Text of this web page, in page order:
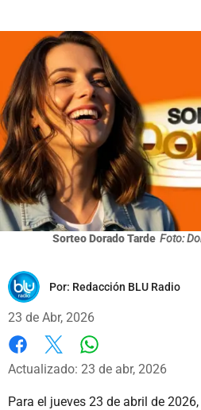
Sorteo Dorado Tarde Foto:
Por: Redacción BLU Radio
23 de Abr, 2026
Facebook
X
Actualizado: 23 de abr, 2026
Para el jueves 23 de abril de 2026,